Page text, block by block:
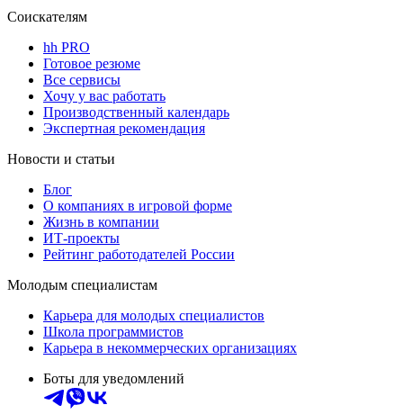
Соискателям
hh PRO
Готовое резюме
Все сервисы
Хочу у вас работать
Производственный календарь
Экспертная рекомендация
Новости и статьи
Блог
О компаниях в игровой форме
Жизнь в компании
ИТ-проекты
Рейтинг работодателей России
Молодым специалистам
Карьера для молодых специалистов
Школа программистов
Карьера в некоммерческих организациях
Боты для уведомлений